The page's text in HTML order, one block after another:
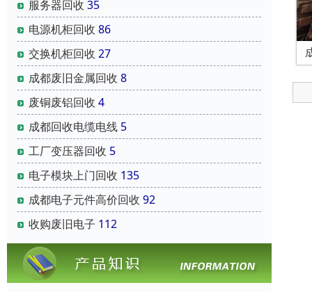
服务器回收 35
电源机柜回收 86
交换机柜回收 27
成都废旧金属回收 8
废铜废铝回收 4
成都回收电缆电线 5
工厂变压器回收 5
电子模块上门回收 135
成都电子元件高价回收 92
收购废旧电子 112